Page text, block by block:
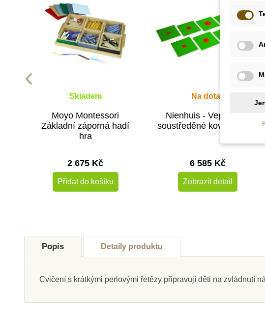
Skladem
Moyo Montessori
Základní záporná hadí
hra
2 675 Kč
Přidat do košíku
Na dotaz
Nienhuis - Vepsané a
soustředěné kovové tvary
6 585 Kč
Zobrazit detail
Popis Detaily produktu
Cvičení s krátkými perlovými řetězy připravují děti na zvládnutí